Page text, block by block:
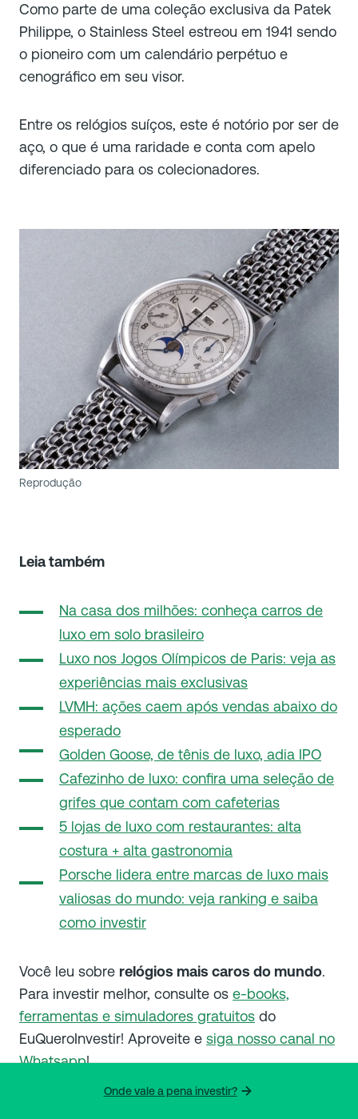
Onde vale a pena investir?
Como parte de uma coleção exclusiva da Patek
Philippe, o Stainless Steel estreou em 1941 sendo
o pioneiro com um calendário perpétuo e
cenográfico em seu visor.
Entre os relógios suíços, este é notório por ser de
aço, o que é uma raridade e conta com apelo
diferenciado para os colecionadores.
Reprodução
Leia também
Na casa dos milhões: conheça carros de
luxo em solo brasileiro
Luxo nos Jogos Olímpicos de Paris: veja as
experiências mais exclusivas
LVMH: ações caem após vendas abaixo do
esperado
Golden Goose, de tênis de luxo, adia IPO
Cafezinho de luxo: confira uma seleção de
grifes que contam com cafeterias
5 lojas de luxo com restaurantes: alta
costura + alta gastronomia
Porsche lidera entre marcas de luxo mais
valiosas do mundo: veja ranking e saiba
como investir
Você leu sobre relógios mais caros do mundo.
Para investir melhor, consulte os e-books,
ferramentas e simuladores gratuitos do
EuQueroInvestir! Aproveite e siga nosso canal no
Whatsapp!